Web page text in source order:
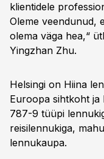
klientidele
Oleme veendunud,
olema väga hea,“
Yingzhan Zhu.
Helsingi on Hiina
Euroopa sihtkoht ja
787-9 tüüpi
reisilennukiga,
lennukaupa.